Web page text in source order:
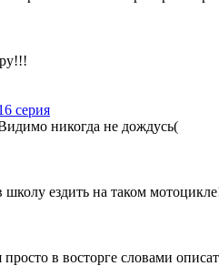
серия
никогда не дождусь(
ездить на таком
в восторге словами